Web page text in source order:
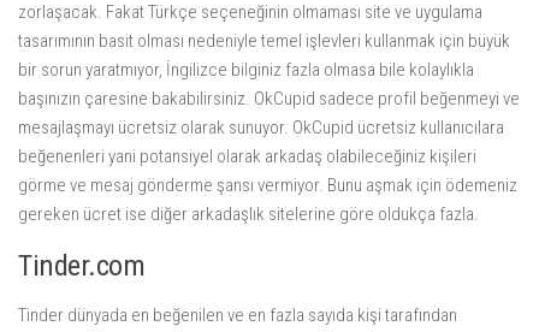
zorlaşacak. Fakat Türkçe seçeneğinin olmaması site ve uygulama
tasarımının basit olması nedeniyle temel işlevleri kullanmak için büyük
bir sorun yaratmıyor, İngilizce bilginiz fazla olmasa bile kolaylıkla
başınızın çaresine bakabilirsiniz. OkCupid sadece profil beğenmeyi ve
mesajlaşmayı ücretsiz olarak sunuyor. OkCupid ücretsiz kullanıcılara
beğenenleri yani potansiyel olarak arkadaş olabileceğiniz kişileri
görme ve mesaj gönderme şansı vermiyor. Bunu aşmak için ödemeniz
gereken ücret ise diğer arkadaşlık sitelerine göre oldukça fazla.
Tinder.com
Tinder dünyada en beğenilen ve en fazla sayıda kişi tarafından